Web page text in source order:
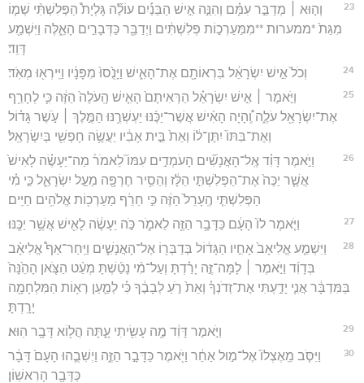
23
וְה֣וּא ׀ מְדַבֵּ֣ר עִמָּ֗ם וְהִנֵּ֣ה אִ֣ישׁ הַבֵּנַ֡יִם עוֹלֶ֞ה גָּלְיָת֩ הַפְּלִשְׁתִּ֨י שְׁמ֤וֹ
מִגַּת֙ *ממערות **מִמַּעַרְכ֣וֹת פְּלִשְׁתִּ֔ים וַיְדַבֵּ֖ר כַּדְּבָרִ֣ים הָאֵ֑לֶּה וַיִּשְׁמַ֖ע
דָּוִֽד׃
24 וְכֹל֙ אִ֣ישׁ יִשְׂרָאֵ֔ל בִּרְאוֹתָ֖ם אֶת־הָאִ֑ישׁ וַיָּנֻ֙סוּ֙ מִפָּנָ֔יו וַיִּֽירְא֖וּ מְאֹֽד׃
25
וַיֹּ֣אמֶר ׀ אִ֣ישׁ יִשְׂרָאֵ֗ל הַרְּאִיתֶם֙ הָאִ֤ישׁ הָֽעֹלֶה֙ הַזֶּ֔ה כִּ֛י לְחָרֵ֥ף
אֶת־יִשְׂרָאֵ֖ל עֹלֶ֑ה וְֽ֠הָיָה הָאִ֨ישׁ אֲשֶׁר־יַכֶּ֜נּוּ יַעְשְׁרֶ֥נּוּ הַמֶּ֣לֶךְ ׀ עֹ֣שֶׁר גָּד֗וֹל
וְאֶת־בִּתּוֹ֙ יִתֶּן־ל֔וֹ וְאֵת֙ בֵּ֣ית אָבִ֔יו יַעֲשֶׂ֥ה חָפְשִׁ֖י בְּיִשְׂרָאֵֽל׃
26
וַיֹּ֣אמֶר דָּוִ֗ד אֶֽל־הָאֲנָשִׁ֞ים הָעֹמְדִ֣ים עִמּוֹ֮ לֵאמֹר֒ מַה־יֵּעָשֶׂ֗ה לָאִישׁ֙
אֲשֶׁ֤ר יַכֶּה֙ אֶת־הַפְּלִשְׁתִּ֣י הַלָּ֔ז וְהֵסִ֥יר חֶרְפָּ֖ה מֵעַ֣ל יִשְׂרָאֵ֑ל כִּ֣י מִ֗י
הַפְּלִשְׁתִּ֤י הֶֽעָרֵל֙ הַזֶּ֔ה כִּ֣י חֵרֵ֔ף מַעַרְכ֖וֹת אֱלֹהִ֥ים חַיִּֽים׃
27 וַיֹּ֤אמֶר לוֹ֙ הָעָ֔ם כַּדָּבָ֥ר הַזֶּ֖ה לֵאמֹ֑ר כֹּ֣ה יֵעָשֶׂ֔ה לָאִ֖ישׁ אֲשֶׁ֥ר יַכֶּֽנּוּ׃
28
וַיִּשְׁמַ֤ע אֱלִיאָב֙ אָחִ֣יו הַגָּד֔וֹל בְּדַבְּר֖וֹ אֶל־הָאֲנָשִׁ֑ים וַיִּֽחַר־אַף֩ אֱלִיאָ֨ב
בְּדָוִ֜ד וַיֹּ֣אמֶר ׀ לָמָּה־זֶּ֣ה יָרַ֗דְתָּ וְעַל־מִ֨י נָטַ֜שְׁתָּ מְעַ֨ט הַצֹּ֤אן הָהֵ֙נָּה֙
בַּמִּדְבָּ֔ר אֲנִ֧י יָדַ֣עְתִּי אֶת־זְדֹנְךָ֗ וְאֵת֙ רֹ֣עַ לְבָבֶ֔ךָ כִּ֗י לְמַ֛עַן רְא֥וֹת הַמִּלְחָמָ֖ה
יָרָֽדְתָּ׃
29 וַיֹּ֣אמֶר דָּוִ֔ד מֶ֥ה עָשִׂ֖יתִי עָ֑תָּה הֲל֖וֹא דָּבָ֥ר הֽוּא׃
30
וַיִּסֹּ֤ב מֵֽאֶצְלוֹ֙ אֶל־מ֣וּל אַחֵ֔ר וַיֹּ֖אמֶר כַּדָּבָ֣ר הַזֶּ֑ה וַיְשִׁבֻ֤הוּ הָעָם֙ דָּבָ֔ר
כַּדָּבָ֖ר הָרִאשֽׁוֹן׃